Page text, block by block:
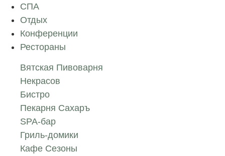
СПА
Отдых
Конференции
Рестораны
Вятская Пивоварня
Некрасов
Бистро
Пекарня Сахаръ
SPA-бар
Гриль-домики
Кафе Сезоны